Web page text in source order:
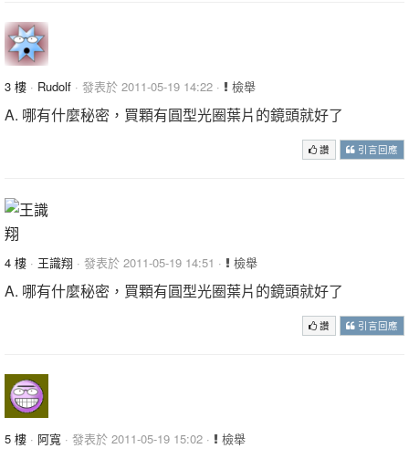
3 樓 · Rudolf · 發表於 2011-05-19 14:22 · 檢舉
A. 哪有什麼秘密，買顆有圓型光圈葉片的鏡頭就好了
讚 引言回應
4 樓 · 王識翔 · 發表於 2011-05-19 14:51 · 檢舉
A. 哪有什麼秘密，買顆有圓型光圈葉片的鏡頭就好了
讚 引言回應
5 樓 · 阿寬 · 發表於 2011-05-19 15:02 · 檢舉